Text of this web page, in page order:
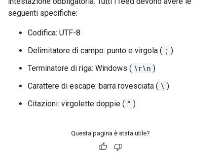
seguenti specifiche:
Codifica: UTF-8
Delimitatore di campo: punto e virgola ( ; )
Terminatore di riga: Windows ( \r\n )
Carattere di escape: barra rovesciata ( \ )
Citazioni: virgolette doppie ( " )
Questa pagina è stata utile?